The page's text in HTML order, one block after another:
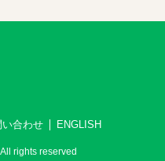
い合わせ ENGLISH
rights reserved